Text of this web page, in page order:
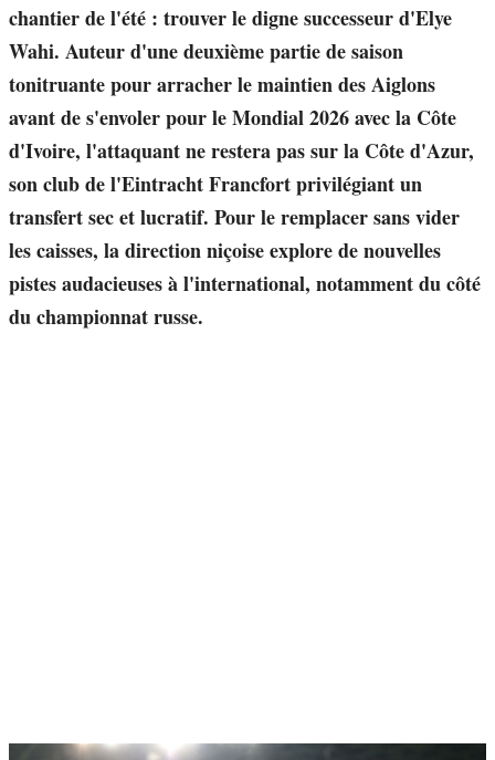
chantier de l'été : trouver le digne successeur d'Elye
Wahi. Auteur d'une deuxième partie de saison
tonitruante pour arracher le maintien des Aiglons
avant de s'envoler pour le Mondial 2026 avec la Côte
d'Ivoire, l'attaquant ne restera pas sur la Côte d'Azur,
son club de l'Eintracht Francfort privilégiant un
transfert sec et lucratif. Pour le remplacer sans vider
les caisses, la direction niçoise explore de nouvelles
pistes audacieuses à l'international, notamment du côté
du championnat russe.